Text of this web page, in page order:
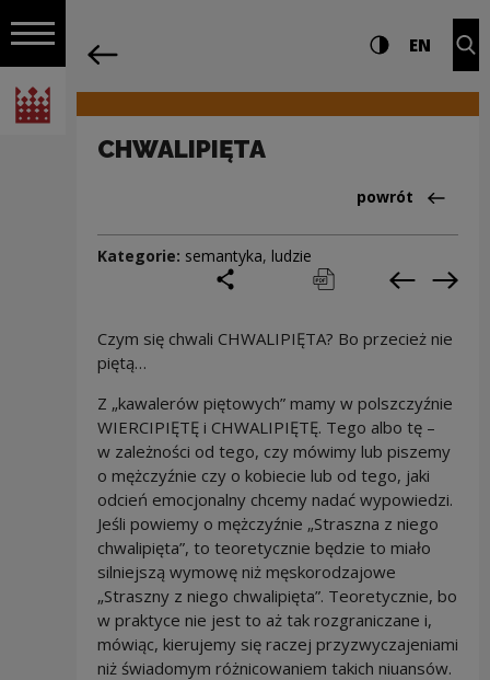
Włącz nawigację
Narodowe Centrum Kultury
Nawigacja Ustawienia i Wysoki
EN
CHWALIPIĘTA
Powrót
powrót
Kategorie: semantyka, ludzie
podziel się
drukuj pobierz
Czym się chwali CHWALIPIĘTA? Bo przecież nie
piętą…
Z „kawalerów piętowych” mamy w polszczyźnie
WIERCIPIĘTĘ i CHWALIPIĘTĘ. Tego albo tę –
w zależności od tego, czy mówimy lub piszemy
o mężczyźnie czy o kobiecie lub od tego, jaki
odcień emocjonalny chcemy nadać wypowiedzi.
Jeśli powiemy o mężczyźnie „Straszna z niego
chwalipięta”, to teoretycznie będzie to miało
silniejszą wymowę niż męskorodzajowe
„Straszny z niego chwalipięta”. Teoretycznie, bo
w praktyce nie jest to aż tak rozgraniczane i,
mówiąc, kierujemy się raczej przyzwyczajeniami
niż świadomym różnicowaniem takich niuansów.